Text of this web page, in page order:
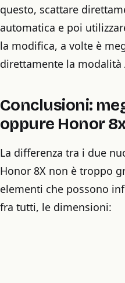
questo, scattare
automatica e poi
la modifica, a volte è
direttamente la modalità
Conclusioni:
oppure Honor
La differenza tra i due
Honor 8X non è troppo
elementi che possono
fra tutti, le dimensioni: